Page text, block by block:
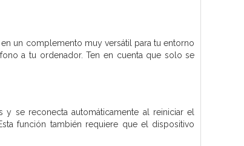
un complemento muy versátil para tu entorno
a tu ordenador. Ten en cuenta que solo se
y se reconecta automáticamente al reiniciar el
función también requiere que el dispositivo